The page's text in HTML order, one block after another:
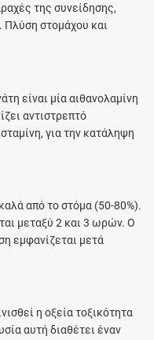
της συνείδησης,
στομάχου και
είναι μία αιθανολαμίνη
αντιστρεπτό
για την κατάληψη
από το στόμα (50-80%).
μεταξύ 2 και 3 ωρών. Ο
εμφανίζεται μετά
η οξεία τοξικότητα
αυτή διαθέτει έναν